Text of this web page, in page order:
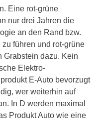
Eine rot-grüne
nur drei Jahren die
an den Rand bzw.
führen und rot-grüne
Grabstein dazu. Kein
Elektro-
E-Auto bevorzugt
wer weiterhin auf
In D werden maximal
Produkt Auto wie eine